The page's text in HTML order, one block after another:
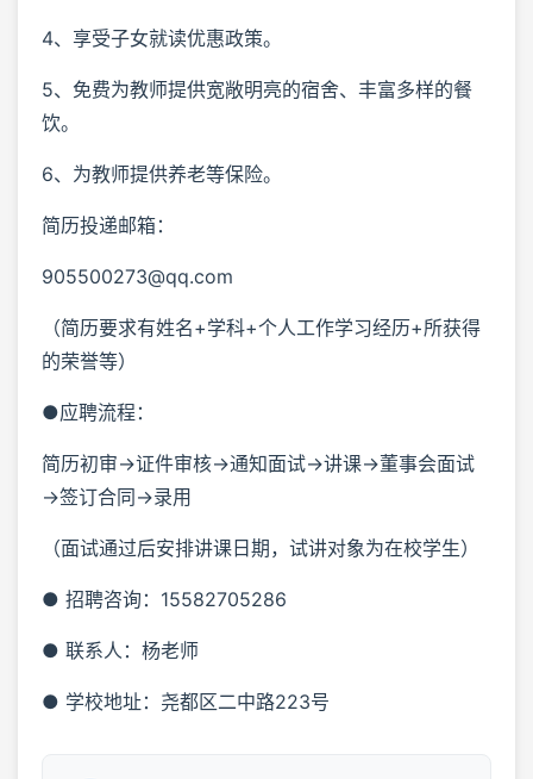
4、享受子女就读优惠政策。
5、免费为教师提供宽敞明亮的宿舍、丰富多样的餐
饮。
6、为教师提供养老等保险。
简历投递邮箱：
905500273@qq.com
（简历要求有姓名+学科+个人工作学习经历+所获得
的荣誉等）
●应聘流程：
简历初审→证件审核→通知面试→讲课→董事会面试
→签订合同→录用
（面试通过后安排讲课日期，试讲对象为在校学生）
● 招聘咨询：15582705286
● 联系人：杨老师
● 学校地址：尧都区二中路223号